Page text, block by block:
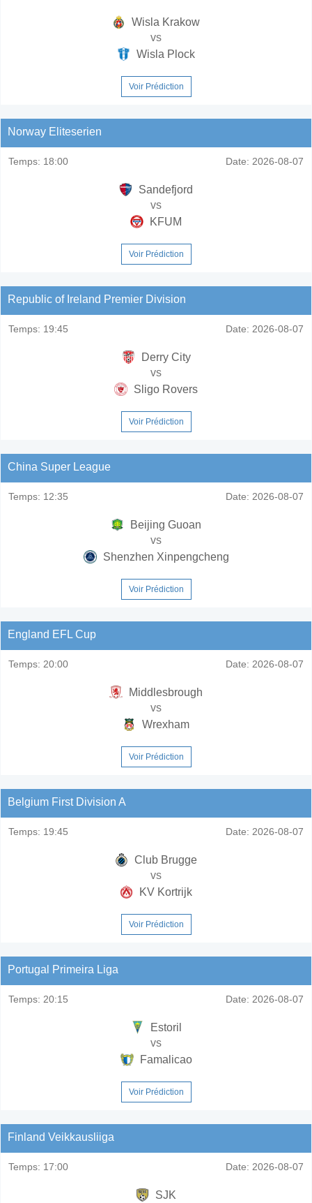
Wisla Krakow
vs
Wisla Plock
Voir Prédiction
Norway Eliteserien
Temps: 18:00 Date: 2026-08-07
Sandefjord
vs
KFUM
Voir Prédiction
Republic of Ireland Premier Division
Temps: 19:45 Date: 2026-08-07
Derry City
vs
Sligo Rovers
Voir Prédiction
China Super League
Temps: 12:35 Date: 2026-08-07
Beijing Guoan
vs
Shenzhen Xinpengcheng
Voir Prédiction
England EFL Cup
Temps: 20:00 Date: 2026-08-07
Middlesbrough
vs
Wrexham
Voir Prédiction
Belgium First Division A
Temps: 19:45 Date: 2026-08-07
Club Brugge
vs
KV Kortrijk
Voir Prédiction
Portugal Primeira Liga
Temps: 20:15 Date: 2026-08-07
Estoril
vs
Famalicao
Voir Prédiction
Finland Veikkausliiga
Temps: 17:00 Date: 2026-08-07
SJK